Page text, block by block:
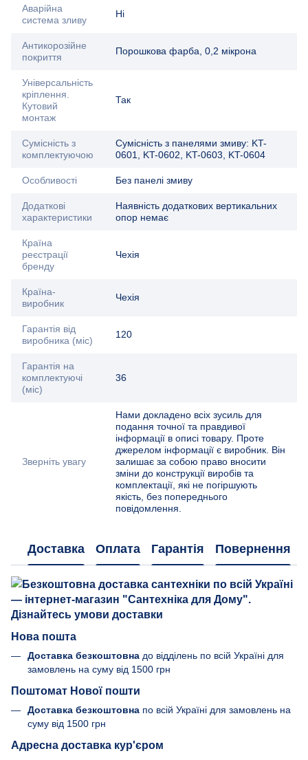
Аварійна
система зливу
Ні
Антикорозійне
покриття
Порошкова фарба, 0,2 мікрона
Універсальність
кріплення.
Кутовий
монтаж
Так
Сумісність з
комплектуючою
Сумісність з панелями змиву: KT-
0601, KT-0602, KT-0603, KT-0604
Особливості Без панелі змиву
Додаткові
характеристики
Наявність додаткових вертикальних
опор немає
Країна
реєстрації
бренду
Чехія
Країна-
виробник
Чехія
Гарантія від
виробника (міс)
120
Гарантія на
комплектуючі
(міс)
36
Зверніть увагу
Нами докладено всіх зусиль для
подання точної та правдивої
інформації в описі товару. Проте
джерелом інформації є виробник. Він
залишає за собою право вносити
зміни до конструкції виробів та
комплектації, які не погіршують
якість, без попереднього
повідомлення.
Доставка Оплата Гарантія Повернення
Нова пошта
Доставка безкоштовна до відділень по всій Україні для
замовлень на суму від 1500 грн
Поштомат Нової пошти
Доставка безкоштовна по всій Україні для замовлень на
суму від 1500 грн
Адресна доставка кур'єром